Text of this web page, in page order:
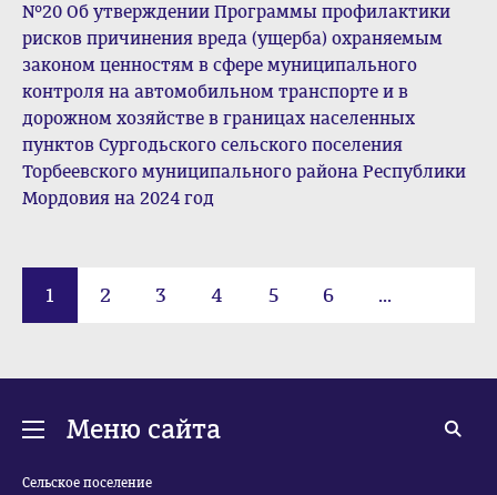
№20 Об утверждении Программы профилактики
рисков причинения вреда (ущерба) охраняемым
законом ценностям в сфере муниципального
контроля на автомобильном транспорте и в
дорожном хозяйстве в границах населенных
пунктов Сургодьского сельского поселения
Торбеевского муниципального района Республики
Мордовия на 2024 год
1 2 3 4 5 6 ...
Меню сайта
Сельское поселение